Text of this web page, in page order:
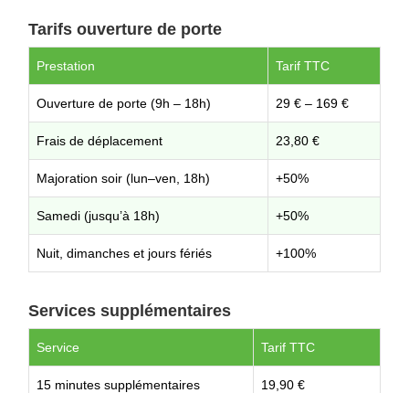
Tarifs ouverture de porte
Prestation Tarif TTC
Ouverture de porte (9h – 18h) 29 € – 169 €
Frais de déplacement 23,80 €
Majoration soir (lun–ven, 18h) +50%
Samedi (jusqu’à 18h) +50%
Nuit, dimanches et jours fériés +100%
Services supplémentaires
Service Tarif TTC
15 minutes supplémentaires 19,90 €